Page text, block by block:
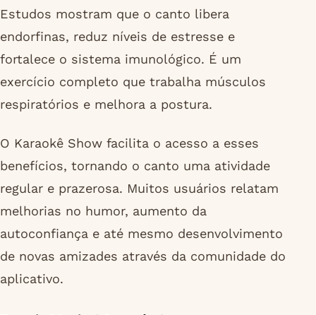
Estudos mostram que o canto libera
endorfinas, reduz níveis de estresse e
fortalece o sistema imunológico. É um
exercício completo que trabalha músculos
respiratórios e melhora a postura.
O Karaokê Show facilita o acesso a esses
benefícios, tornando o canto uma atividade
regular e prazerosa. Muitos usuários relatam
melhorias no humor, aumento da
autoconfiança e até mesmo desenvolvimento
de novas amizades através da comunidade do
aplicativo.